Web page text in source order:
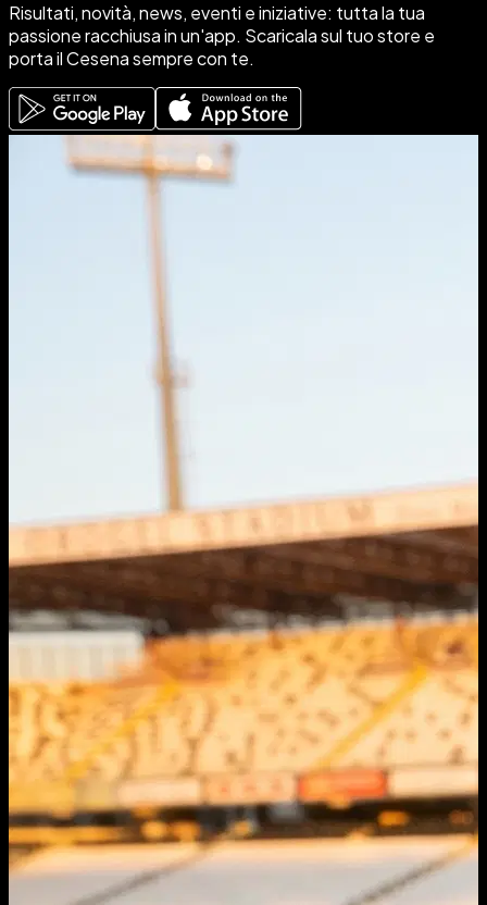
Risultati, novità, news, eventi e iniziative: tuttala tua
passione racchiusa in un'app. Scaricala sul tuo store e
porta ilCesena sempre con te.